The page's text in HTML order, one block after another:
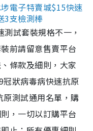
電子特賣城$15快速
3支檢測棒
試套裝規格不一，
前請留意售賣平台
條款及細則，大家
狀病毒病快速抗原
測試通用名單，購
，一切以訂購平台